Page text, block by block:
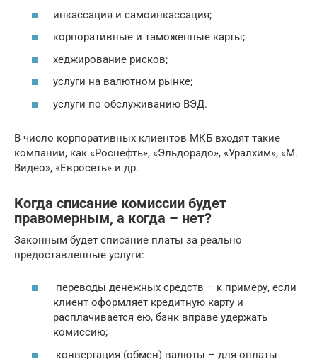
инкассация и самоинкассация;
корпоративные и таможенные карты;
хеджирование рисков;
услуги на валютном рынке;
услуги по обслуживанию ВЭД.
В число корпоративных клиентов МКБ входят такие
компании, как «Роснефть», «Эльдорадо», «Уралхим», «М.
Видео», «Евросеть» и др.
Когда списание комиссии будет
правомерным, а когда – нет?
Законным будет списание платы за реально
предоставленные услуги:
переводы денежных средств – к примеру, если
клиент оформляет кредитную карту и
расплачивается ею, банк вправе удержать
комиссию;
конвертация (обмен) валюты – для оплаты